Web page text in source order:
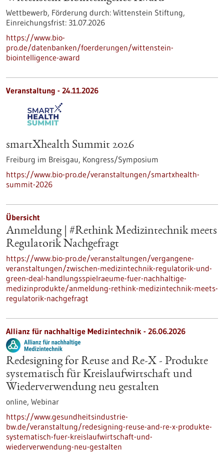
Wettbewerb, Förderung durch: Wittenstein Stiftung,
Einreichungsfrist: 31.07.2026
https://www.bio-
pro.de/datenbanken/foerderungen/wittenstein-
biointelligence-award
Veranstaltung - 24.11.2026
smartXhealth Summit 2026
Freiburg im Breisgau, Kongress/Symposium
https://www.bio-pro.de/veranstaltungen/smartxhealth-
summit-2026
Übersicht
Anmeldung | #Rethink Medizintechnik meets
Regulatorik Nachgefragt
https://www.bio-pro.de/veranstaltungen/vergangene-
veranstaltungen/zwischen-medizintechnik-regulatorik-und-
green-deal-handlungsspielraeume-fuer-nachhaltige-
medizinprodukte/anmeldung-rethink-medizintechnik-meets-
regulatorik-nachgefragt
Allianz für nachhaltige Medizintechnik - 26.06.2026
Redesigning for Reuse and Re-X - Produkte
systematisch für Kreislaufwirtschaft und
Wiederverwendung neu gestalten
online, Webinar
https://www.gesundheitsindustrie-
bw.de/veranstaltung/redesigning-reuse-and-re-x-produkte-
systematisch-fuer-kreislaufwirtschaft-und-
wiederverwendung-neu-gestalten